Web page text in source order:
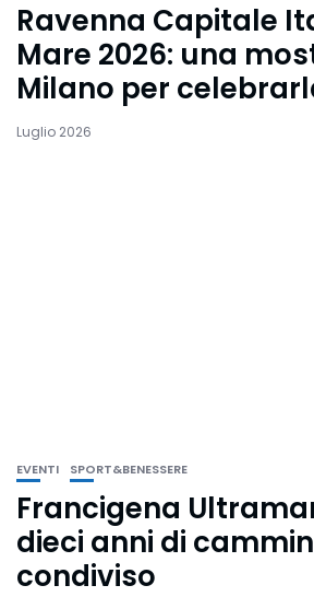
Ravenna Capitale
Mare 2026: una
Milano per
Luglio 2026
EVENTI SPORT&BENESSERE
Francigena
dieci anni di
condiviso